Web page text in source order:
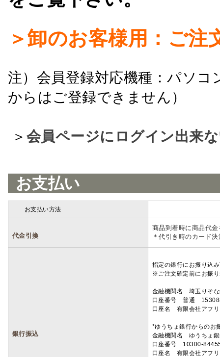
＞卸のお客様用：ご注
注）会員登録対応機種：パソ
からはご登録できません）
＞ 会員ページにログイン出来
お支払い
お支払い方法
代金引換
商品到着時に商品代
＊代引き時のカード
銀行振込
指定の銀行にお振り込
※ご注文確定前にお振
金融機関名 埼玉りそ
口座番号 普通
口座名 有限会社アフ
*ゆうちょ銀行からのお
金融機関名 ゆうちょ
口座番号 10300-
口座名 有限会社アフ